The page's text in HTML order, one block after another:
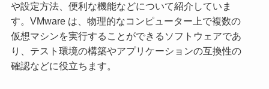
や設定方法、便利な機能などについて紹介していま
す。VMware は、物理的なコンピューター上で複数の
仮想マシンを実行することができるソフトウェアであ
り、テスト環境の構築やアプリケーションの互換性の
確認などに役立ちます。